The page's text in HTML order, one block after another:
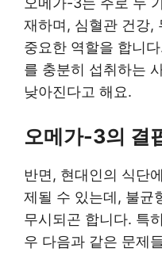
재하며, 심혈관 건강,
중요한 역할을 합니
를 충분히 섭취하는
낮아진다고 해요.
오메가-3의 결
반면, 현대인의 식단
제될 수 있는데, 불균
무시되곤 합니다. 특
우 다음과 같은 문제